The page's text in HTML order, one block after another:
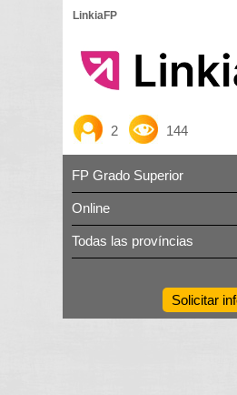
LinkiaFP
2 144
FP Grado Superior
Online
Todas las províncias
Solicitar